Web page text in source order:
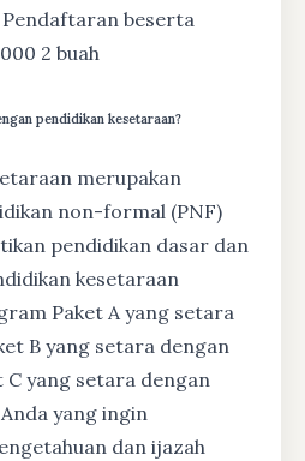
Pendaftaran beserta
2 buah
pendidikan kesetaraan?
merupakan
non-formal (PNF)
pendidikan dasar dan
kesetaraan
Paket A yang setara
B yang setara dengan
C yang setara dengan
yang ingin
dan ijazah